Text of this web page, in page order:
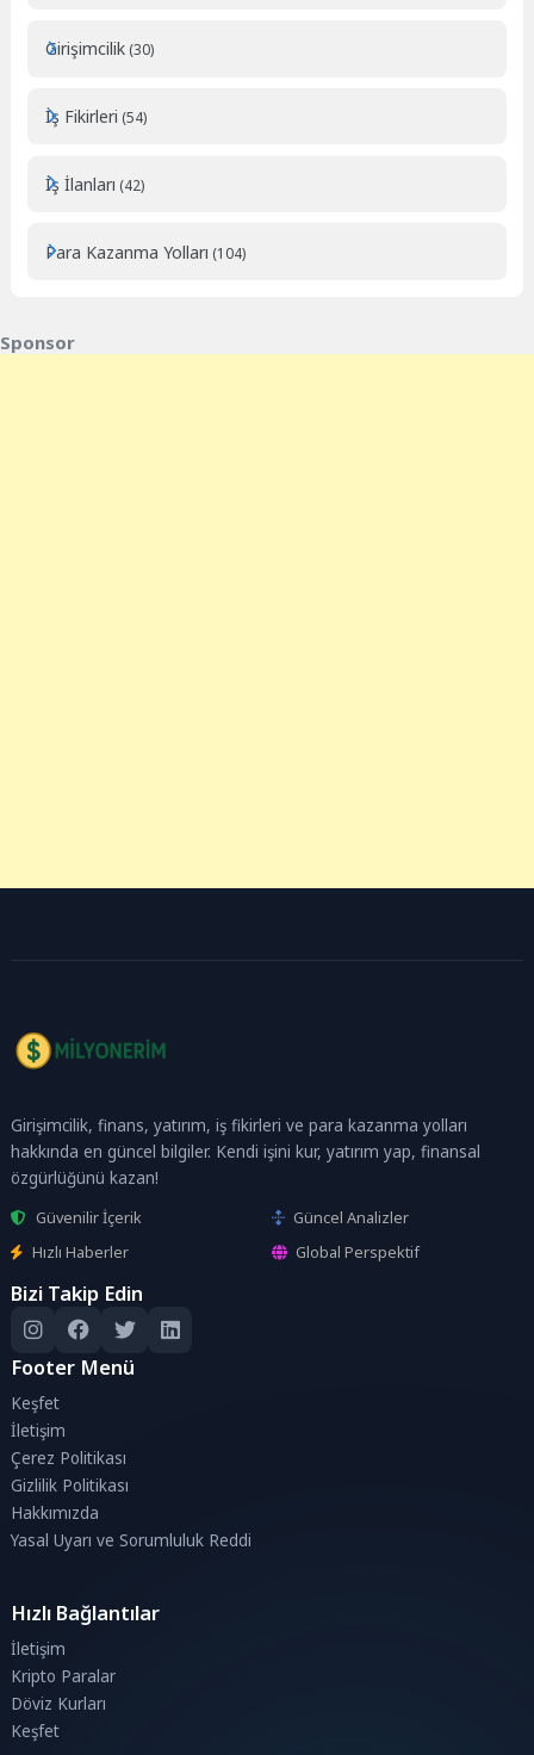
Girişimcilik (30)
İş Fikirleri (54)
İş İlanları (42)
Para Kazanma Yolları (104)
Sponsor
Girişimcilik, finans, yatırım, iş fikirleri ve para kazanma yolları
hakkında en güncel bilgiler. Kendi işini kur, yatırım yap, finansal
özgürlüğünü kazan!
Güvenilir İçerik
Güncel Analizler
Hızlı Haberler
Global Perspektif
Bizi Takip Edin
Footer Menü
Keşfet
İletişim
Çerez Politikası
Gizlilik Politikası
Hakkımızda
Yasal Uyarı ve Sorumluluk Reddi
Hızlı Bağlantılar
İletişim
Kripto Paralar
Döviz Kurları
Keşfet